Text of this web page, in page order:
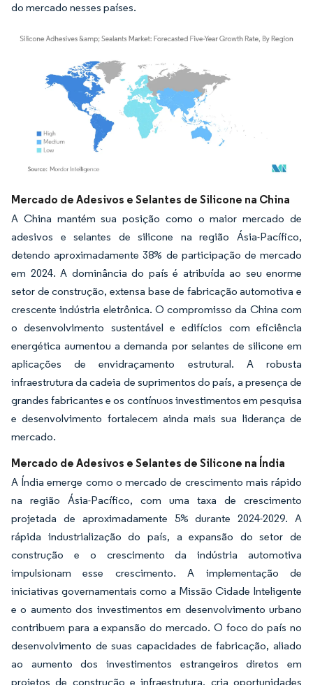
do mercado nesses países.
Imagem © Mordor Intelligence. O reuso requer atribuição conforme CC BY 4.0.
Mercado de Adesivos e Selantes de Silicone na China
A China mantém sua posição como o maior mercado de
adesivos e selantes de silicone na região Ásia-Pacífico,
detendo aproximadamente 38% de participação de mercado
em 2024. A dominância do país é atribuída ao seu enorme
setor de construção, extensa base de fabricação automotiva e
crescente indústria eletrônica. O compromisso da China com
o desenvolvimento sustentável e edifícios com eficiência
energética aumentou a demanda por selantes de silicone em
aplicações de envidraçamento estrutural. A robusta
infraestrutura da cadeia de suprimentos do país, a presença de
grandes fabricantes e os contínuos investimentos em pesquisa
e desenvolvimento fortalecem ainda mais sua liderança de
mercado.
Mercado de Adesivos e Selantes de Silicone na Índia
A Índia emerge como o mercado de crescimento mais rápido
na região Ásia-Pacífico, com uma taxa de crescimento
projetada de aproximadamente 5% durante 2024-2029. A
rápida industrialização do país, a expansão do setor de
construção e o crescimento da indústria automotiva
impulsionam esse crescimento. A implementação de
iniciativas governamentais como a Missão Cidade Inteligente
e o aumento dos investimentos em desenvolvimento urbano
contribuem para a expansão do mercado. O foco do país no
desenvolvimento de suas capacidades de fabricação, aliado
ao aumento dos investimentos estrangeiros diretos em
projetos de construção e infraestrutura, cria oportunidades